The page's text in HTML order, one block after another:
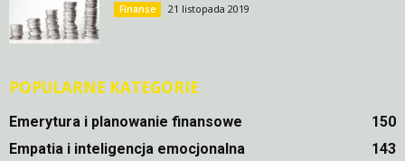
Finanse 21 listopada 2019
POPULARNE KATEGORIE
Emerytura i planowanie finansowe
150
Empatia i inteligencja emocjonalna
143